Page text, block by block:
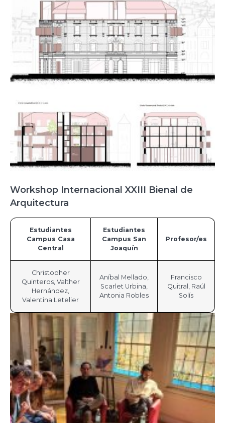
Workshop Internacional XXIII Bienal de
Arquitectura
Estudiantes
Campus Casa
Central
Estudiantes
Campus San
Joaquín
Profesor/es
Christopher
Quinteros, Valther
Hernández,
Valentina Letelier
Aníbal Mellado,
Scarlet Urbina,
Antonia Robles
Francisco
Quitral, Raúl
Solís